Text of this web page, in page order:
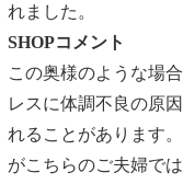
れました。
SHOPコメント
この奥様のような場
レスに体調不良の原
れることがあります。
がこちらのご夫婦で